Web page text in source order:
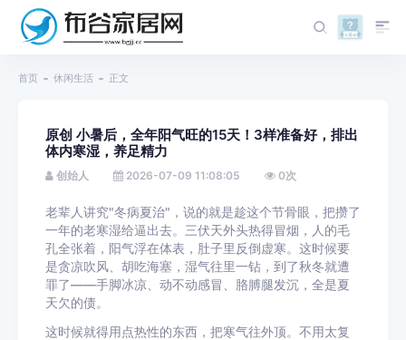
首页 休闲生活 正文
原创 小暑后，全年阳气旺的15天！3样准备好，排出
体内寒湿，养足精力
创始人 2026-07-09 11:08:05 0次
老辈人讲究"冬病夏治"，说的就是趁这个节骨眼，把攒了
一年的老寒湿给逼出去。三伏天外头热得冒烟，人的毛
孔全张着，阳气浮在体表，肚子里反倒虚寒。这时候要
是贪凉吹风、胡吃海塞，湿气往里一钻，到了秋冬就遭
罪了——手脚冰凉、动不动感冒、胳膊腿发沉，全是夏
天欠的债。
这时候就得用点热性的东西，把寒气往外顶。不用太复